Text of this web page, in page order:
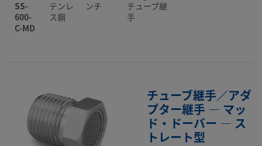
SS-
600-
C-MD
テンレ
ス鋼
ンチ
チューブ継
手
チューブ継手／アダ
プター継手 — マッ
ド・ドーバー — ス
トレート型